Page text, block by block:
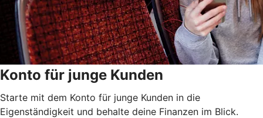
Konto für junge Kunden
Starte mit dem Konto für junge Kunden in die
Eigenständigkeit und behalte deine Finanzen im Blick.